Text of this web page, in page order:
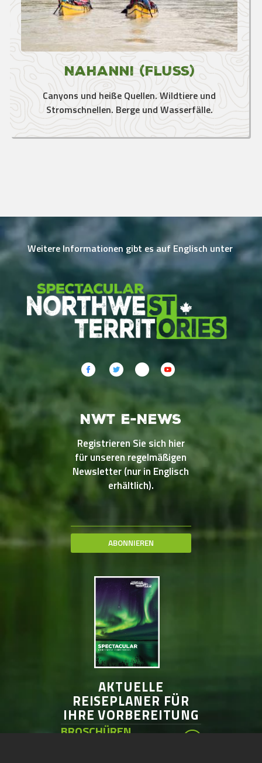
Nahanni (Fluss)
Canyons und heiße Quellen. Wildtiere und
Stromschnellen. Berge und Wasserfälle.
Weitere Informationen gibt es auf Englisch unter
NWT E-NEWS
Registrieren Sie sich hier
für unseren regelmäßigen
Newsletter (nur in Englisch
erhältlich).
ABONNIEREN
AKTUELLE
REISEPLANER FÜR
IHRE VORBEREITUNG
BROSCHÜREN